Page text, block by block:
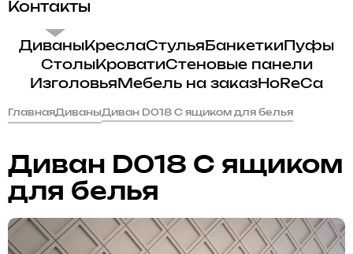
Контакты
ДиваныКреслаСтульяБанкеткиПуфы
СтолыКроватиСтеновые панели
Изголовья Мебель на заказHoReCa
ГлавнаяДиваныДиван D018 С ящиком для белья
Диван D018 С ящиком
для белья